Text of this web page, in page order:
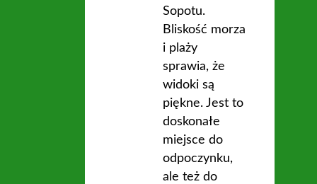
Sopotu.
Bliskość morza
i plaży
sprawia, że
widoki są
piękne. Jest to
doskonałe
miejsce do
odpoczynku,
ale też do